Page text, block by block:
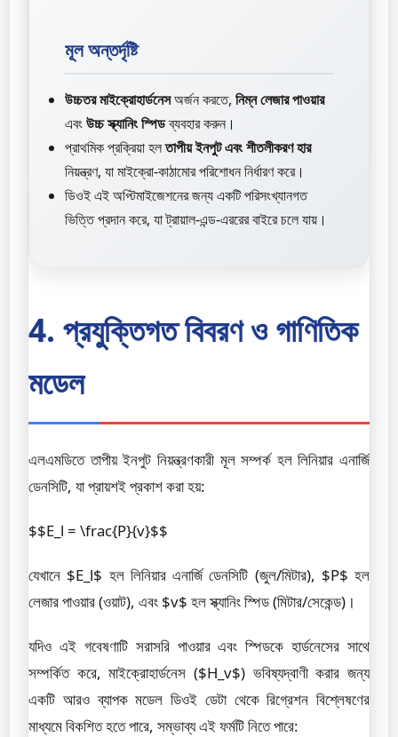
মূল অন্তর্দৃষ্টি
উচ্চতর মাইক্রোহার্ডনেসঅর্জন করতে, নিম্ন লেজার পাওয়ার
এবংউচ্চ স্ক্যানিং স্পিডব্যবহার করুন।
প্রাথমিক প্রক্রিয়া হলতাপীয় ইনপুট এবং শীতলীকরণ হার
নিয়ন্ত্রণ, যা মাইক্রো-কাঠামোর পরিশোধন নির্ধারণ করে।
ডিওই এই অপ্টিমাইজেশনের জন্য একটি পরিসংখ্যানগত
ভিত্তি প্রদান করে, যা ট্রায়াল-এন্ড-এররের বাইরে চলে যায়।
4. প্রযুক্তিগত বিবরণ ও গাণিতিক
মডেল
এলএমডিতে তাপীয় ইনপুট নিয়ন্ত্রণকারী মূল সম্পর্ক হল লিনিয়ার এনার্জি
ডেনসিটি, যা প্রায়শই প্রকাশ করা হয়:
$$E_l = \frac{P}{v}$$
যেখানে $E_l$ হল লিনিয়ার এনার্জি ডেনসিটি (জুল/মিটার), $P$ হল
লেজার পাওয়ার (ওয়াট), এবং $v$ হল স্ক্যানিং স্পিড (মিটার/সেকেন্ড)।
যদিও এই গবেষণাটি সরাসরি পাওয়ার এবং স্পিডকে হার্ডনেসের সাথে
সম্পর্কিত করে, মাইক্রোহার্ডনেস ($H_v$) ভবিষ্যদ্বাণী করার জন্য
একটি আরও ব্যাপক মডেল ডিওই ডেটা থেকে রিগ্রেশন বিশ্লেষণের
মাধ্যমে বিকশিত হতে পারে, সম্ভাব্য এই ফর্মটি নিতে পারে: